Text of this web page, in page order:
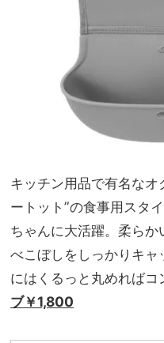
キッチン用品で有名なオ
ートット”の食事用スタ
ちゃんに大活躍。柔ら
べこぼしをしっかりキャ
にはくるっと丸めればコ
ブ￥1,800